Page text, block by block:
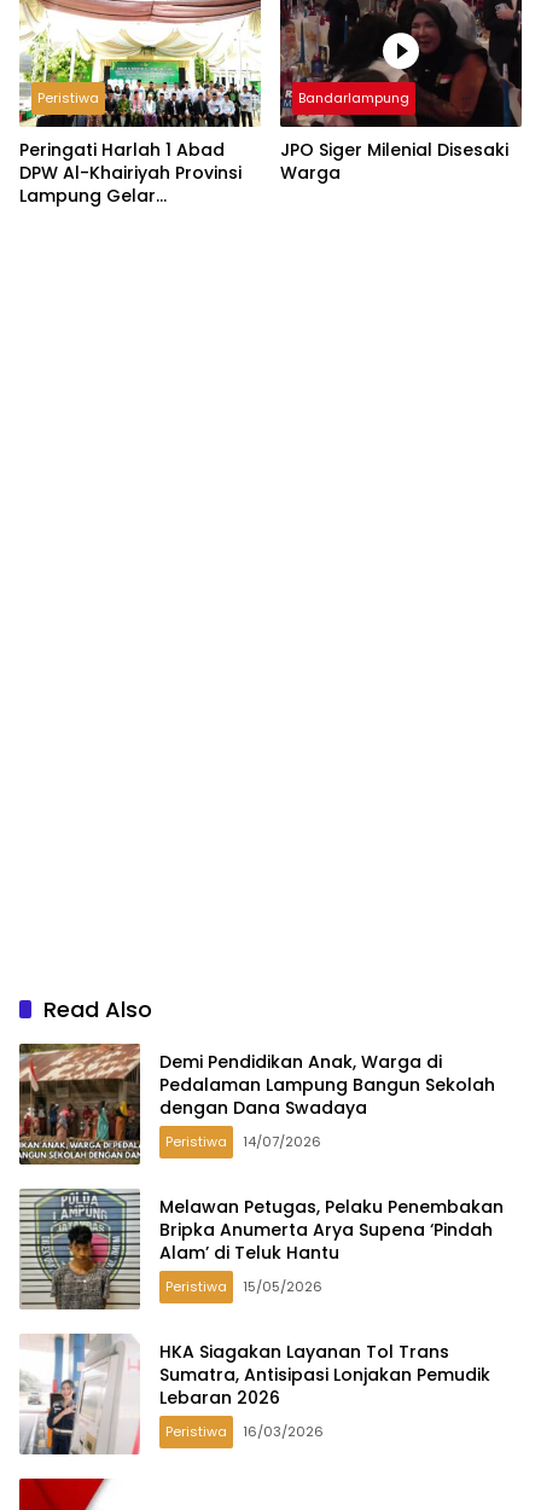
Peristiwa
Peringati Harlah 1 Abad
DPW Al-Khairiyah Provinsi
Lampung Gelar
Bandarlampung
JPO Siger Milenial Disesaki
Warga
Read Also
Demi Pendidikan Anak, Warga di
Pedalaman Lampung Bangun Sekolah
dengan Dana Swadaya
Peristiwa 14/07/2026
Melawan Petugas, Pelaku Penembakan
Bripka Anumerta Arya Supena ‘Pindah
Alam’ di Teluk Hantu
Peristiwa 15/05/2026
HKA Siagakan Layanan Tol Trans
Sumatra, Antisipasi Lonjakan Pemudik
Lebaran 2026
Peristiwa 16/03/2026